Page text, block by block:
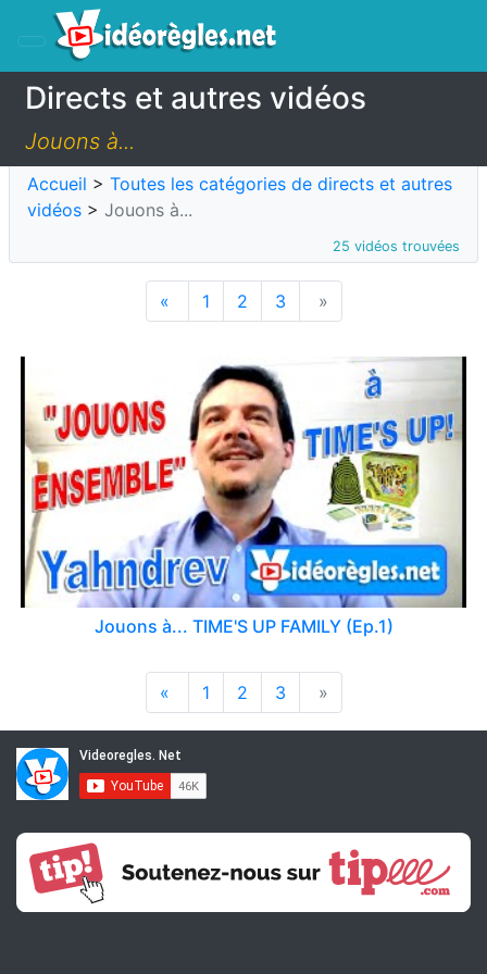
Directs et autres vidéos
Jouons à...
Accueil > Toutes les catégories de directs et autres
vidéos > Jouons à...
25 vidéos trouvées
« 1 2 3 »
Jouons à... TIME'S UP FAMILY (Ep.1)
« 1 2 3 »